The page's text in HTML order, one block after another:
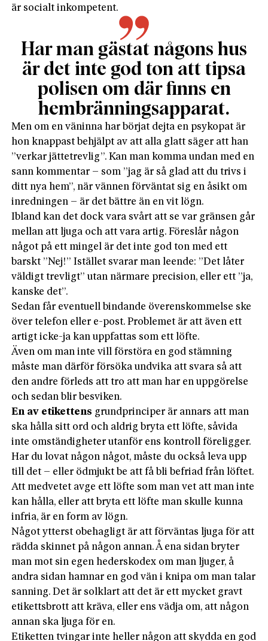
är socialt inkompetent.
Har man gästat någons hus
är det inte god ton att tipsa
polisen om där finns en
hembränningsapparat.
Men om en väninna har börjat dejta en psykopat är
hon knappast behjälpt av att alla glatt säger att han
”verkar jättetrevlig”. Kan man komma undan med en
sann kommentar – som ”jag är så glad att du trivs i
ditt nya hem”, när vännen förväntat sig en åsikt om
inredningen – är det bättre än en vit lögn.
Ibland kan det dock vara svårt att se var gränsen går
mellan att ljuga och att vara artig. Föreslår någon
något på ett mingel är det inte god ton med ett
barskt ”Nej!” Istället svarar man leende: ”Det låter
väldigt trevligt” utan närmare precision, eller ett ”ja,
kanske det”.
Sedan får eventuell bindande överenskommelse ske
över telefon eller e-post. Problemet är att även ett
artigt icke-ja kan uppfattas som ett löfte.
Även om man inte vill förstöra en god stämning
måste man därför försöka undvika att svara så att
den andre förleds att tro att man har en uppgörelse
och sedan blir besviken.
En av etikettens grundprinciper är annars att man
ska hålla sitt ord och aldrig bryta ett löfte, såvida
inte omständigheter utanför ens kontroll föreligger.
Har du lovat någon något, måste du också leva upp
till det – eller ödmjukt be att få bli befriad från löftet.
Att medvetet avge ett löfte som man vet att man inte
kan hålla, eller att bryta ett löfte man skulle kunna
infria, är en form av lögn.
Något ytterst obehagligt är att förväntas ljuga för att
rädda skinnet på någon annan. Å ena sidan bryter
man mot sin egen hederskodex om man ljuger, å
andra sidan hamnar en god vän i knipa om man talar
sanning. Det är solklart att det är ett mycket gravt
etikettsbrott att kräva, eller ens vädja om, att någon
annan ska ljuga för en.
Etiketten tvingar inte heller någon att skydda en god